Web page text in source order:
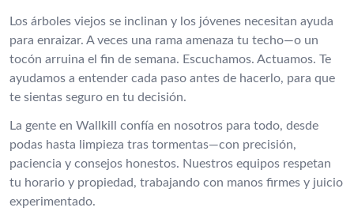
Los árboles viejos se inclinan y los jóvenes necesitan ayuda
para enraizar. A veces una rama amenaza tu techo—o un
tocón arruina el fin de semana. Escuchamos. Actuamos. Te
ayudamos a entender cada paso antes de hacerlo, para que
te sientas seguro en tu decisión.
La gente en Wallkill confía en nosotros para todo, desde
podas hasta limpieza tras tormentas—con precisión,
paciencia y consejos honestos. Nuestros equipos respetan
tu horario y propiedad, trabajando con manos firmes y juicio
experimentado.